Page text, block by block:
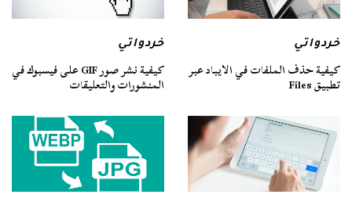
خردواتي
كيفية حذف الملفات في الايباد عبر
تطبيق Files
خردواتي
كيفية نشر صور GIF على فيسبوك في
المنشورات والتعليقات